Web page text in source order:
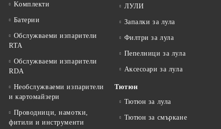
Kомплекти
Батерии
Обслужваеми изпарители
RTA
Обслужваеми изпарители
RDA
Необслужваеми изпарители
и картомайзери
Проводници, намотки,
фитили и инструменти
ЛУЛИ
Запалки за лула
Филтри за лула
Пепелници за лула
Аксесоари за лула
Тютюн
Тютюн за лула
Тютюн за смъркане